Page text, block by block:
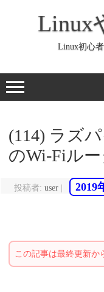
ッ
プ
Linux
Linux初心
(114) ラズ
のWi-Fiルー
投稿者: user 2019
この記事は最終更新か